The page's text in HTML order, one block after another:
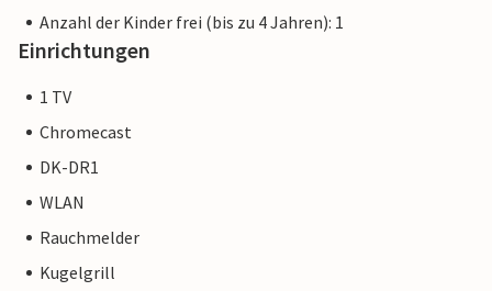
Anzahl der Kinder frei (bis zu 4 Jahren): 1
Einrichtungen
1 TV
Chromecast
DK-DR1
WLAN
Rauchmelder
Kugelgrill